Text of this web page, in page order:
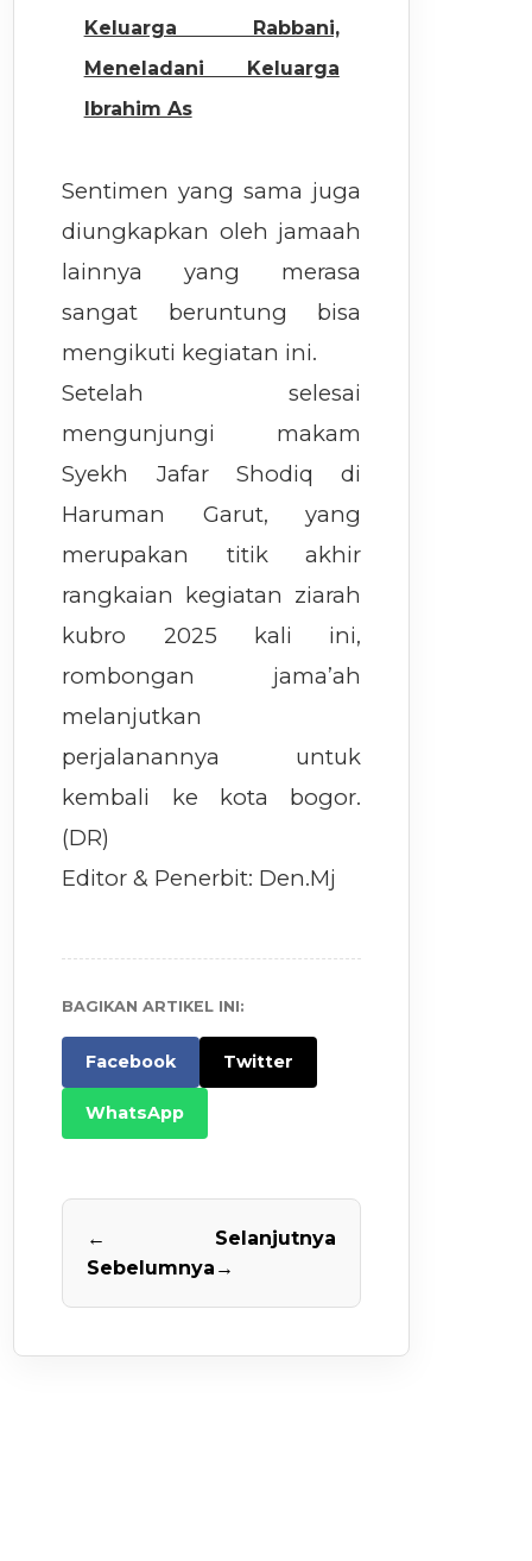
Keluarga Rabbani,
Meneladani Keluarga
Ibrahim As
Sentimen yang sama juga
diungkapkan oleh jamaah
lainnya yang merasa
sangat beruntung bisa
mengikuti kegiatan ini.
Setelah selesai
mengunjungi makam
Syekh Jafar Shodiq di
Haruman Garut, yang
merupakan titik akhir
rangkaian kegiatan ziarah
kubro 2025 kali ini,
rombongan jama’ah
melanjutkan
perjalanannya untuk
kembali ke kota bogor.
(DR)
Editor & Penerbit: Den.Mj
BAGIKAN ARTIKEL INI:
Facebook Twitter
WhatsApp
←
Sebelumnya
Selanjutnya
→